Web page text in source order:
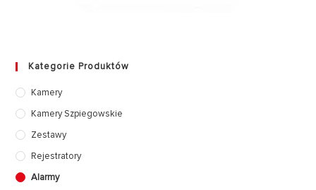
Kategorie Produktów
Kamery
Kamery Szpiegowskie
Zestawy
Rejestratory
Alarmy